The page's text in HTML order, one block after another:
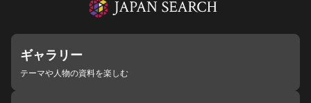
ギャラリー
テーマや人物の資料を楽しむ